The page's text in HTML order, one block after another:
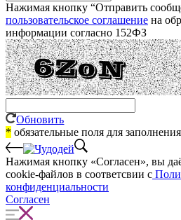
Нажимая кнопку “Отправить
пользовательское соглашение на
информации согласно 152ФЗ
Обновить
* обязательные поля для заполнения
Нажимая кнопку «Согласен», вы
cookie-файлов в соответсвии с
конфиденциальности
Согласен